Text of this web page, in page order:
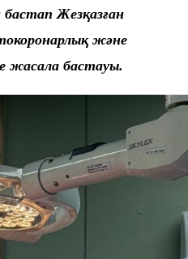
Жезқазған
және
жасала бастауы.